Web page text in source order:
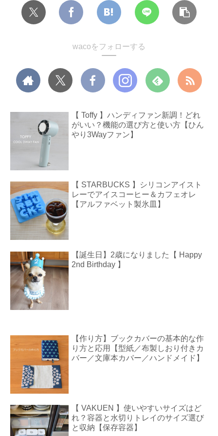
wacoをフォローする
【 Toffy 】ハンディファン新調！どれ
がいい？機能の選び方と使い方【ひん
やり3Wayファン】
【 STARBUCKS 】シリコンアイスト
レーでアイスコーヒー＆カフェオレ
【アルファベット製氷皿】
【誕生日】2歳になりました【 Happy
2nd Birthday 】
【作り方】ブックカバーの基本的な作
り方と応用【型紙／布製しおり付きカ
バー／文庫本カバー／ハンドメイド】
【 VAKUEN 】使いやすいサイズはど
れ？容器と水切りトレイのサイズ選び
と収納【保存容器】